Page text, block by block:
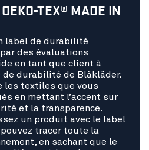
TEX® MADE IN
label de durabilité
des évaluations
en tant que client à
durabilité de Blåkläder.
les textiles que vous
en mettant l’accent sur
et la transparence.
un produit avec le label
pouvez tracer toute la
en sachant que le